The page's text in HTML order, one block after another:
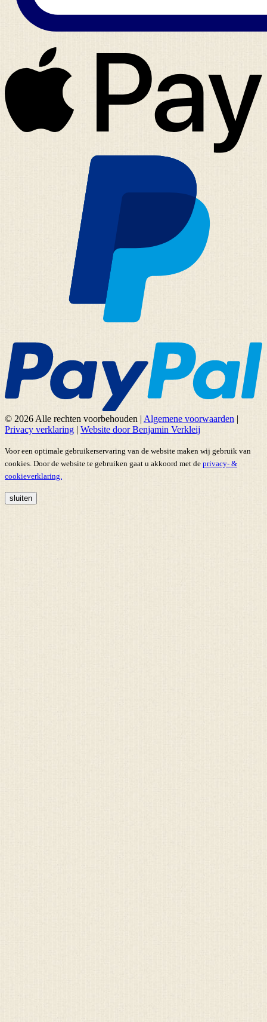
© 2026 Alle rechten voorbehouden | Algemene voorwaarden |
Privacy verklaring | Website door Benjamin Verkleij
Voor een optimale gebruikerservaring van de website maken wij gebruik van
cookies. Door de website te gebruiken gaat u akkoord met de privacy- &
cookieverklaring.
sluiten